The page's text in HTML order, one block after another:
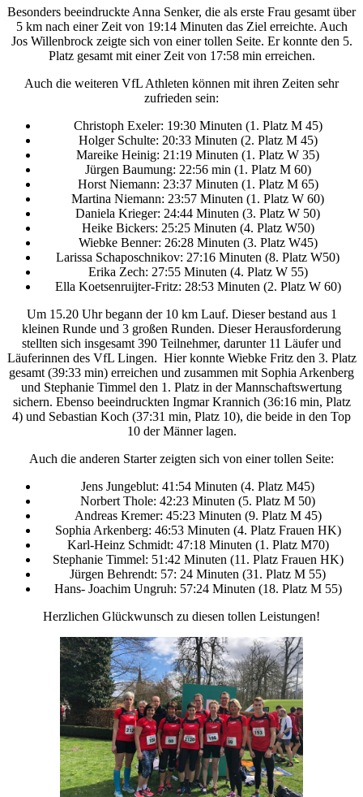
Besonders beeindruckte Anna Senker, die als erste Frau gesamt über
5 km nach einer Zeit von 19:14 Minuten das Ziel erreichte. Auch
Jos Willenbrock zeigte sich von einer tollen Seite. Er konnte den 5.
Platz gesamt mit einer Zeit von 17:58 min erreichen.
Auch die weiteren VfL Athleten können mit ihren Zeiten sehr
zufrieden sein:
Christoph Exeler: 19:30 Minuten (1. Platz M 45)
Holger Schulte: 20:33 Minuten (2. Platz M 45)
Mareike Heinig: 21:19 Minuten (1. Platz W 35)
Jürgen Baumung: 22:56 min (1. Platz M 60)
Horst Niemann: 23:37 Minuten (1. Platz M 65)
Martina Niemann: 23:57 Minuten (1. Platz W 60)
Daniela Krieger: 24:44 Minuten (3. Platz W 50)
Heike Bickers: 25:25 Minuten (4. Platz W50)
Wiebke Benner: 26:28 Minuten (3. Platz W45)
Larissa Schaposchnikov: 27:16 Minuten (8. Platz W50)
Erika Zech: 27:55 Minuten (4. Platz W 55)
Ella Koetsenruijter-Fritz: 28:53 Minuten (2. Platz W 60)
Um 15.20 Uhr begann der 10 km Lauf. Dieser bestand aus 1
kleinen Runde und 3 großen Runden. Dieser Herausforderung
stellten sich insgesamt 390 Teilnehmer, darunter 11 Läufer und
Läuferinnen des VfL Lingen. Hier konnte Wiebke Fritz den 3. Platz
gesamt (39:33 min) erreichen und zusammen mit Sophia Arkenberg
und Stephanie Timmel den 1. Platz in der Mannschaftswertung
sichern. Ebenso beeindruckten Ingmar Krannich (36:16 min, Platz
4) und Sebastian Koch (37:31 min, Platz 10), die beide in den Top
10 der Männer lagen.
Auch die anderen Starter zeigten sich von einer tollen Seite:
Jens Jungeblut: 41:54 Minuten (4. Platz M45)
Norbert Thole: 42:23 Minuten (5. Platz M 50)
Andreas Kremer: 45:23 Minuten (9. Platz M 45)
Sophia Arkenberg: 46:53 Minuten (4. Platz Frauen HK)
Karl-Heinz Schmidt: 47:18 Minuten (1. Platz M70)
Stephanie Timmel: 51:42 Minuten (11. Platz Frauen HK)
Jürgen Behrendt: 57: 24 Minuten (31. Platz M 55)
Hans- Joachim Ungruh: 57:24 Minuten (18. Platz M 55)
Herzlichen Glückwunsch zu diesen tollen Leistungen!